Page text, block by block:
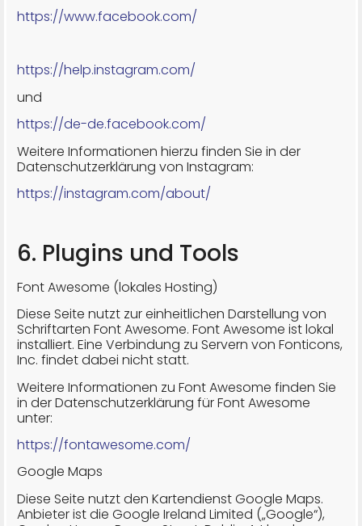
https://www.facebook.com/
https://help.instagram.com/
und
https://de-de.facebook.com/
Weitere Informationen hierzu finden Sie in der
Datenschutzerklärung von Instagram:
https://instagram.com/about/
6. Plugins und Tools
Font Awesome (lokales Hosting)
Diese Seite nutzt zur einheitlichen Darstellung von
Schriftarten Font Awesome. Font Awesome ist lokal
installiert. Eine Verbindung zu Servern von Fonticons,
Inc. findet dabei nicht statt.
Weitere Informationen zu Font Awesome finden Sie
in der Datenschutzerklärung für Font Awesome
unter:
https://fontawesome.com/
Google Maps
Diese Seite nutzt den Kartendienst Google Maps.
Anbieter ist die Google Ireland Limited („Google“),